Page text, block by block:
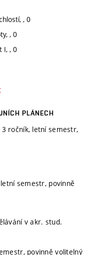
, 0
, 0
I, , 0
PLÁNECH
ročník, letní semestr,
semestr, povinně
v akr. stud.
povinně volitelný